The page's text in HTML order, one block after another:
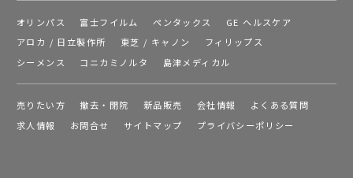
オリンパス 富士フイルム ペンタックス
GE ヘルスケア
アロカ / 日立製作所
東芝 / キャノン
フィリップス
シーメンス
コニカミノルタ 島津メディカル
売りたい方 撤去・閉院 新品販売 会社情報
よくある質問
求人情報
お問合せ サイトマップ プライバシーポリシー